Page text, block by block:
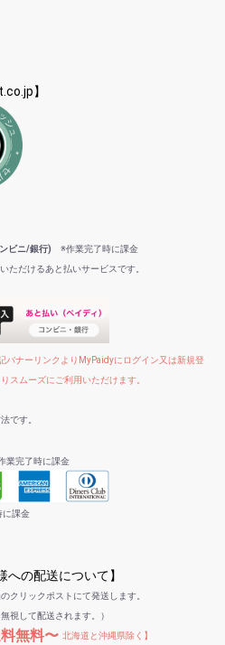
】
ビニ/銀行) ※作業完了時に課金
ただけるあと払いサービスです。
バナーリンクよりMyPaidyにログイン又は新規登
スムーズにご利用いただけます。
です。
業完了時に課金
課金
への配送について】
クリックポストにて発送します。
視して配送されます。）
無料〜 北海道と沖縄県除く】